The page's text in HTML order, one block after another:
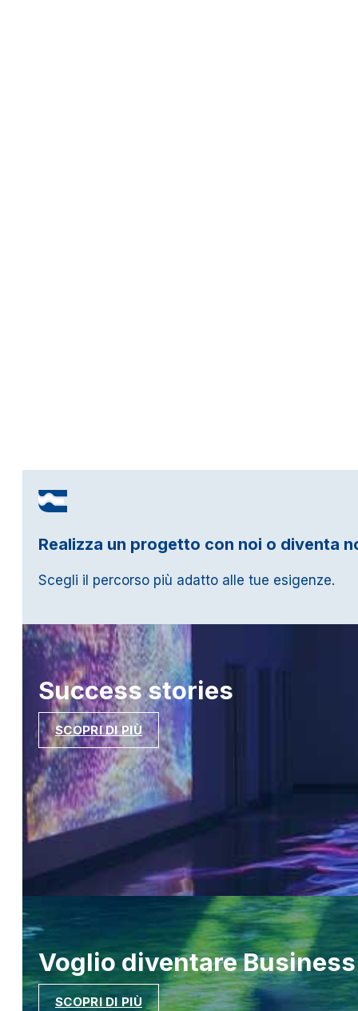
Realizza un progetto con noi o diventa
Scegli il percorso più adatto alle tue esigenze.
Successstories
SCOPRI DI PIÙ
Voglio diventare
SCOPRI DI PIÙ